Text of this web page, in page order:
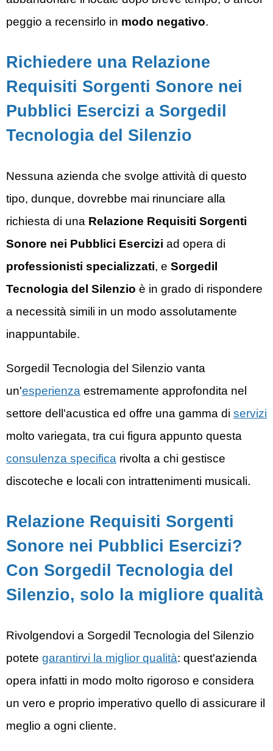
peggio a recensirlo in modo negativo.
Richiedere una Relazione
Requisiti Sorgenti Sonore nei
Pubblici Esercizi a Sorgedil
Tecnologia del Silenzio
Nessuna azienda che svolge attività di questo
tipo, dunque, dovrebbe mai rinunciare alla
richiesta di una Relazione Requisiti Sorgenti
Sonore nei Pubblici Esercizi ad opera di
professionisti specializzati, e Sorgedil
Tecnologia del Silenzio è in grado di rispondere
a necessità simili in un modo assolutamente
inappuntabile.
Sorgedil Tecnologia del Silenzio vanta
un'esperienza estremamente approfondita nel
settore dell'acustica ed offre una gamma di servizi
molto variegata, tra cui figura appunto questa
consulenza specifica rivolta a chi gestisce
discoteche e locali con intrattenimenti musicali.
Relazione Requisiti Sorgenti
Sonore nei Pubblici Esercizi?
Con Sorgedil Tecnologia del
Silenzio, solo la migliore qualità
Rivolgendovi a Sorgedil Tecnologia del Silenzio
potete garantirvi la miglior qualità: quest'azienda
opera infatti in modo molto rigoroso e considera
un vero e proprio imperativo quello di assicurare il
meglio a ogni cliente.